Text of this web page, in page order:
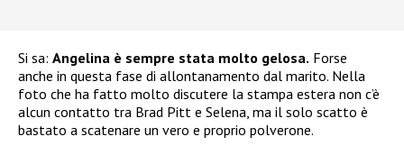
Si sa: Angelina è sempre stata molto gelosa. Forse
anche in questa fase di allontanamento dal marito. Nella
foto che ha fatto molto discutere la stampa estera non c’è
alcun contatto tra Brad Pitt e Selena, ma il solo scatto è
bastato a scatenare un vero e proprio polverone.